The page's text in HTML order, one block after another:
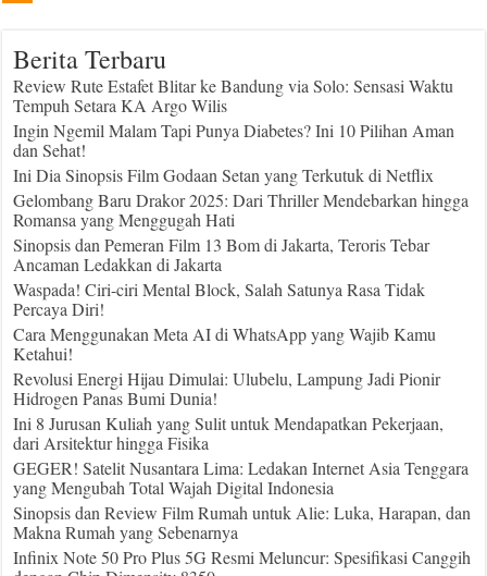
Berita Terbaru
Review Rute Estafet Blitar ke Bandung via Solo: Sensasi Waktu
Tempuh Setara KA Argo Wilis
Ingin Ngemil Malam Tapi Punya Diabetes? Ini 10 Pilihan Aman
dan Sehat!
Ini Dia Sinopsis Film Godaan Setan yang Terkutuk di Netflix
Gelombang Baru Drakor 2025: Dari Thriller Mendebarkan hingga
Romansa yang Menggugah Hati
Sinopsis dan Pemeran Film 13 Bom di Jakarta, Teroris Tebar
Ancaman Ledakkan di Jakarta
Waspada! Ciri-ciri Mental Block, Salah Satunya Rasa Tidak
Percaya Diri!
Cara Menggunakan Meta AI di WhatsApp yang Wajib Kamu
Ketahui!
Revolusi Energi Hijau Dimulai: Ulubelu, Lampung Jadi Pionir
Hidrogen Panas Bumi Dunia!
Ini 8 Jurusan Kuliah yang Sulit untuk Mendapatkan Pekerjaan,
dari Arsitektur hingga Fisika
GEGER! Satelit Nusantara Lima: Ledakan Internet Asia Tenggara
yang Mengubah Total Wajah Digital Indonesia
Sinopsis dan Review Film Rumah untuk Alie: Luka, Harapan, dan
Makna Rumah yang Sebenarnya
Infinix Note 50 Pro Plus 5G Resmi Meluncur: Spesifikasi Canggih